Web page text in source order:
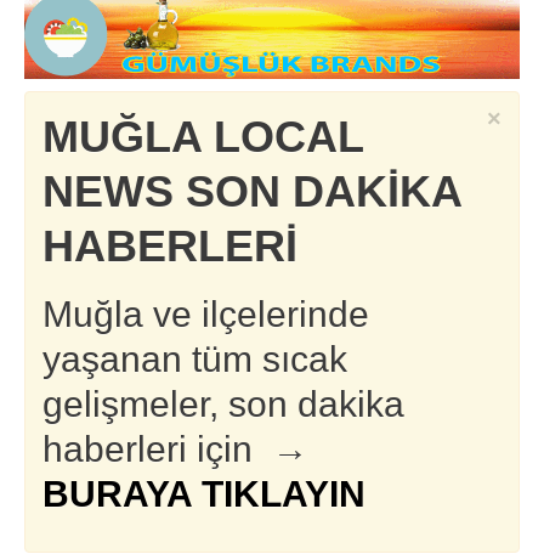
×
MUĞLA LOCAL
NEWS SON DAKİKA
HABERLERİ
Muğla ve ilçelerinde
yaşanan tüm sıcak
gelişmeler, son dakika
haberleri için →
BURAYA TIKLAYIN